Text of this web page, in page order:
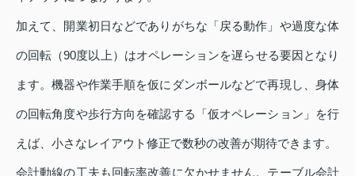
加えて、開業初日などでありがちな「戻る動作」や過度な体
の回転（90度以上）はオペレーションを遅らせる要因となり
ます。機器や作業手順を仮にダンボールなどで再現し、身体
の回転角度や歩行方向を確認する「仮オペレーション」を行
えば、小さなレイアウト修正で数秒の改善が期待できます。
会計動線の工夫も回転率改善に欠かせません。テーブル会計